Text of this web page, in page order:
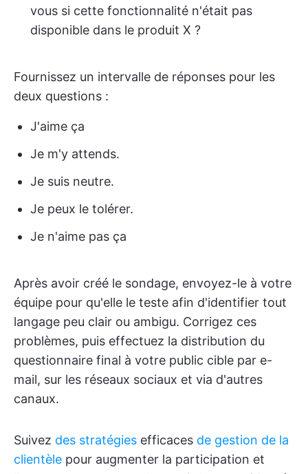
vous si cette fonctionnalité n'était pas
disponible dans le produit X ?
Fournissez un intervalle de réponses pour les
deux questions :
J'aime ça
Je m'y attends.
Je suis neutre.
Je peux le tolérer.
Je n'aime pas ça
Après avoir créé le sondage, envoyez-le à votre
équipe pour qu'elle le teste afin d'identifier tout
langage peu clair ou ambigu. Corrigez ces
problèmes, puis effectuez la distribution du
questionnaire final à votre public cible par e-
mail, sur les réseaux sociaux et via d'autres
canaux.
Suivez des stratégies efficaces de gestion de la
clientèle pour augmenter la participation et